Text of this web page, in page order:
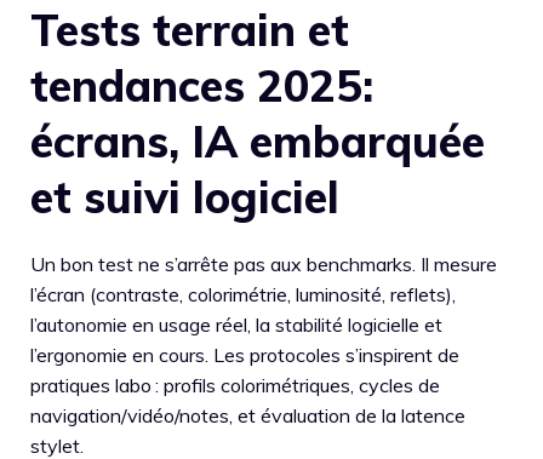
Tests terrain et
tendances 2025:
écrans, IA embarquée
et suivi logiciel
Un bon test ne s’arrête pas aux benchmarks. Il mesure
l’écran (contraste, colorimétrie, luminosité, reflets),
l’autonomie en usage réel, la stabilité logicielle et
l’ergonomie en cours. Les protocoles s’inspirent de
pratiques labo : profils colorimétriques, cycles de
navigation/vidéo/notes, et évaluation de la latence
stylet.